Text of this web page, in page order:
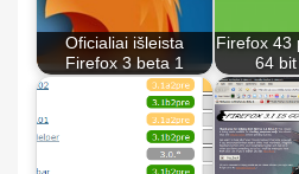
Oficialiai išleista
Firefox 3 beta 1
Firefox 43
64